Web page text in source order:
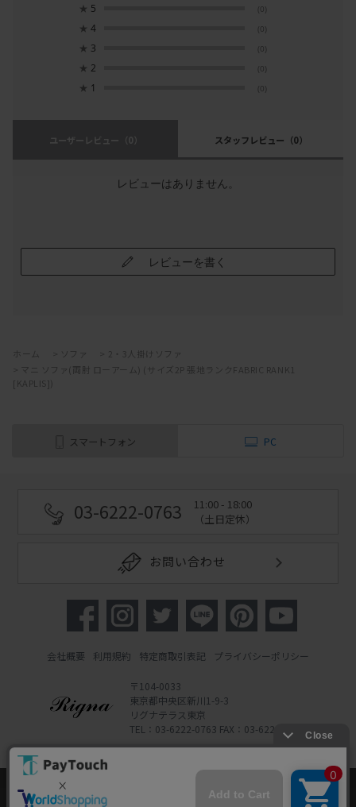
★ 5 (0)
★ 4 (0)
★ 3 (0)
★ 2 (0)
★ 1 (0)
ユーザーレビュー （0） スタッフレビュー （0）
レビューはありません。
レビューを書く
ホーム ソファ
2・3人掛けソファ
マニ ソファ(両肘 ローアーム) (サイズ2P 張地ランクFABRIC RANK1
[KAPLIS])
スマートフォン PC
03-6222-0763
11:00 - 18:00
（土日定休）
お問い合わせ
会社概要 利用規約 特定商取引表記 プライバシーポリシー
〒104-0033
東京都中央区新川1-9-3
リグナテラス東京
TEL：03-6222-0763 FAX：03-6222-0762
Powered by Watahan Partners Co., Ltd.
当ウェブサイトでは、お客様により良いサービス